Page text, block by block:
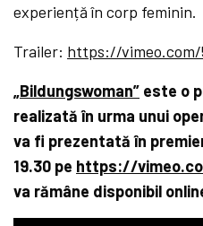
experiență în corp feminin.
Trailer: https://vimeo.com/
„Bildungswoman” este o
realizată în urma unui
va fi prezentată în
19.30 pe https://
va rămâne disponibil